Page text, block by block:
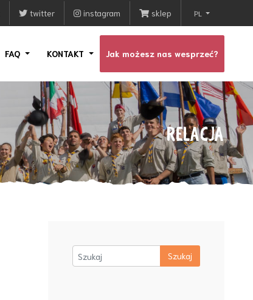
twitter instagram sklep PL
FAQ KONTAKT Jak możesz nas wesprzeć?
RELACJA